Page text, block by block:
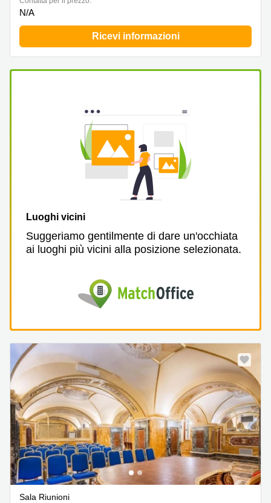
a
Firenze
in affitto su
Via Cipro,
N/A
Ricevi informazioni
Luoghi vicini
Suggeriamo gentilmente di dare un'occhiata
ai luoghi più vicini alla posizione selezionata.
Sala Riunioni